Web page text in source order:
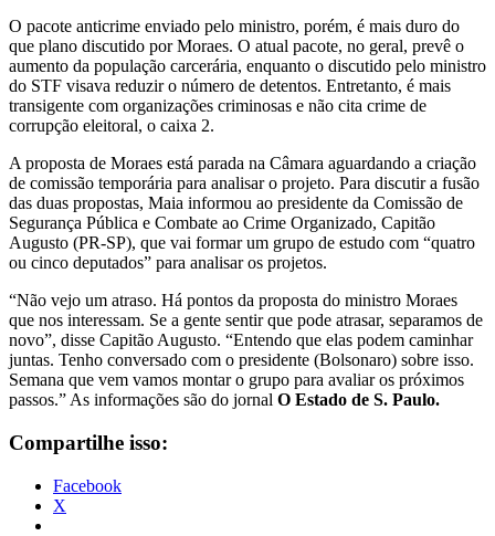
O pacote anticrime enviado pelo ministro, porém, é mais duro do
que plano discutido por Moraes. O atual pacote, no geral, prevê o
aumento da população carcerária, enquanto o discutido pelo ministro
do STF visava reduzir o número de detentos. Entretanto, é mais
transigente com organizações criminosas e não cita crime de
corrupção eleitoral, o caixa 2.
A proposta de Moraes está parada na Câmara aguardando a criação
de comissão temporária para analisar o projeto. Para discutir a fusão
das duas propostas, Maia informou ao presidente da Comissão de
Segurança Pública e Combate ao Crime Organizado, Capitão
Augusto (PR-SP), que vai formar um grupo de estudo com “quatro
ou cinco deputados” para analisar os projetos.
“Não vejo um atraso. Há pontos da proposta do ministro Moraes
que nos interessam. Se a gente sentir que pode atrasar, separamos de
novo”, disse Capitão Augusto. “Entendo que elas podem caminhar
juntas. Tenho conversado com o presidente (Bolsonaro) sobre isso.
Semana que vem vamos montar o grupo para avaliar os próximos
passos.” As informações são do jornal O Estado de S. Paulo.
Compartilhe isso:
Facebook
X